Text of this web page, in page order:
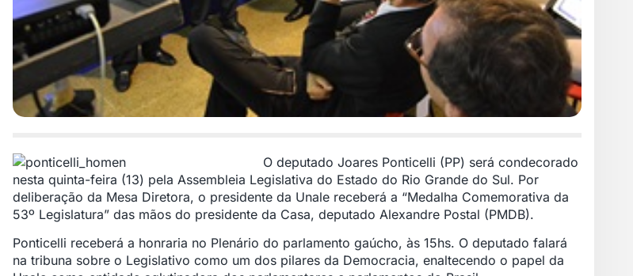
O deputado Joares Ponticelli (PP) será condecorado
nesta quinta-feira (13) pela Assembleia Legislativa do Estado do Rio Grande do Sul. Por
deliberação da Mesa Diretora, o presidente da Unale receberá a “Medalha Comemorativa da
53º Legislatura” das mãos do presidente da Casa, deputado Alexandre Postal (PMDB).
Ponticelli receberá a honraria no Plenário do parlamento gaúcho, às 15hs. O deputado falará
na tribuna sobre o Legislativo como um dos pilares da Democracia, enaltecendo o papel da